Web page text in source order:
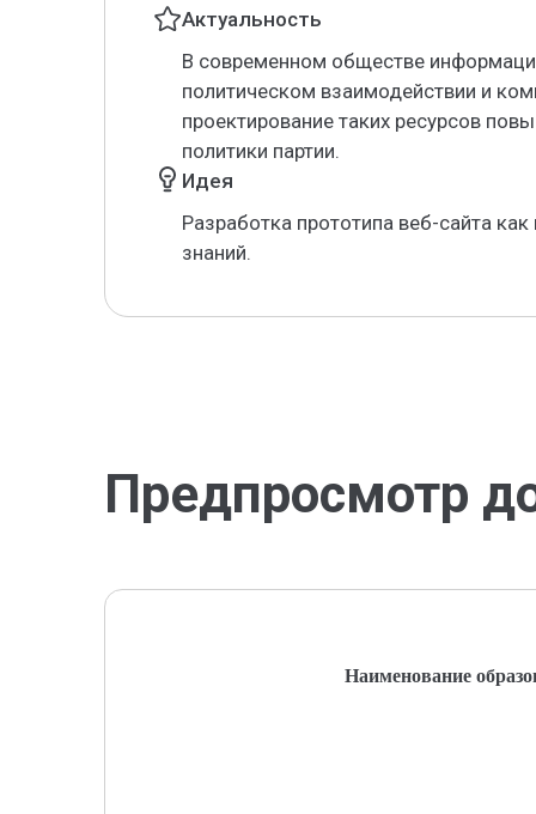
Актуальность
В современном обществе
политическом взаимодействии и
проектирование таких ресурсов
политики партии.
Идея
Разработка прототипа веб-сайта
знаний.
Предпросмотр
Наименование